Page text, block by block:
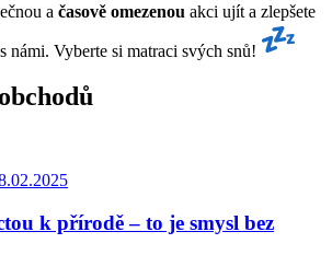
a časově omezenou akci ujít a zlepšete
námi. Vyberte si matraci svých snů!
k přírodě – to je smysl bez